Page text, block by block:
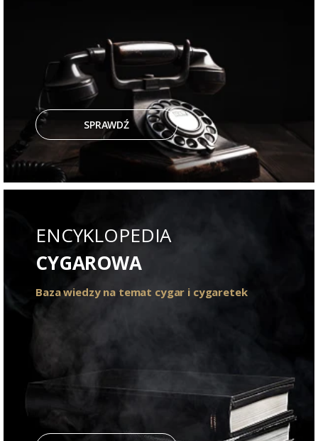
SPRAWDŹ
ENCYKLOPEDIA
CYGAROWA
Baza wiedzy na temat cygar i cygaretek